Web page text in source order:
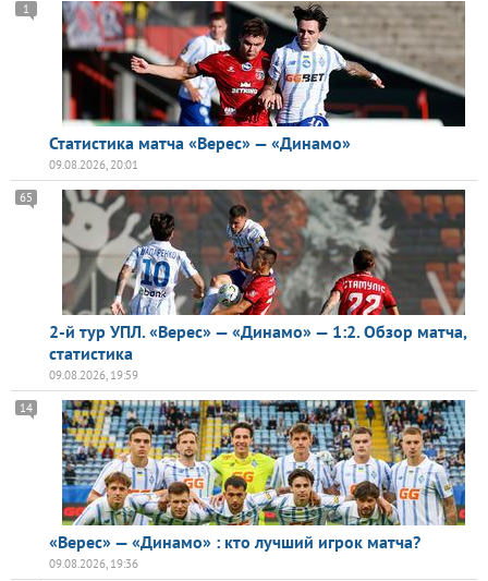
Статистика матча «Верес» — «Динамо»
1
09.08.2026, 20:01
2-й тур УПЛ. «Верес» — «Динамо» — 1:2. Обзор матча,
статистика
65
09.08.2026, 19:59
«Верес» — «Динамо» : кто лучший игрок матча?
14
09.08.2026, 19:36